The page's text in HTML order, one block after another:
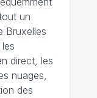
un
Bruxelles
direct, les
nuages,
des